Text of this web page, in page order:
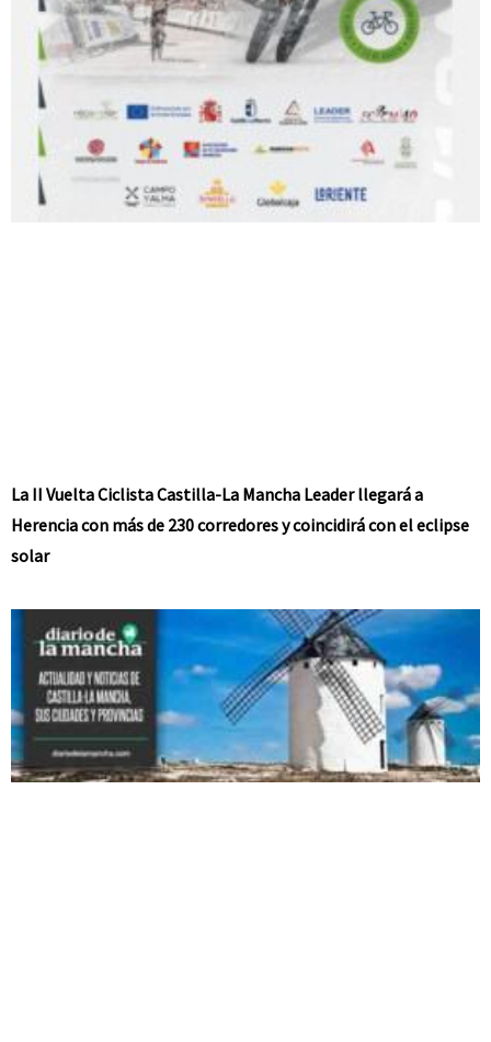
La II Vuelta Ciclista Castilla-La Mancha Leader llegará a
Herencia con más de 230 corredores y coincidirá con el eclipse
solar